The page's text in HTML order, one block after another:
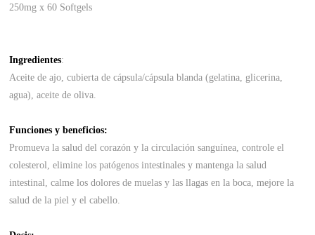
250mg x 60 Softgels
Ingredientes:
Aceite de ajo, cubierta de cápsula/cápsula blanda (gelatina, glicerina,
agua), aceite de oliva.
Funciones y beneficios:
Promueva la salud del corazón y la circulación sanguínea, controle el
colesterol, elimine los patógenos intestinales y mantenga la salud
intestinal, calme los dolores de muelas y las llagas en la boca, mejore la
salud de la piel y el cabello.